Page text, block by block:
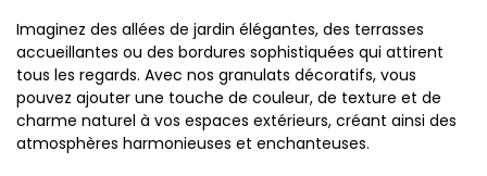
Imaginez des allées de jardin élégantes, des terrasses
accueillantes ou des bordures sophistiquées qui attirent
tous les regards. Avec nos granulats décoratifs, vous
pouvez ajouter une touche de couleur, de texture et de
charme naturel à vos espaces extérieurs, créant ainsi des
atmosphères harmonieuses et enchanteuses.